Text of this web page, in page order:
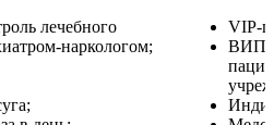
лечебного
наркологом;
VIP-
ВИП